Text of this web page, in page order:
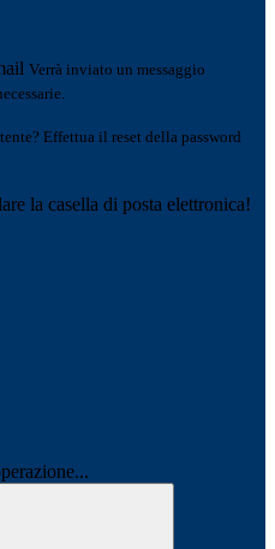
Verrà inviato un messaggio
Effettua il reset della password
la casella di posta elettronica!